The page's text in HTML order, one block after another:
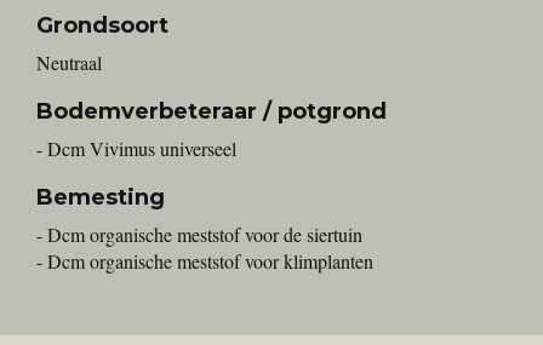
Grondsoort
Neutraal
Bodemverbeteraar / potgrond
- Dcm Vivimus universeel
Bemesting
- Dcm organische meststof voor de siertuin
- Dcm organische meststof voor klimplanten